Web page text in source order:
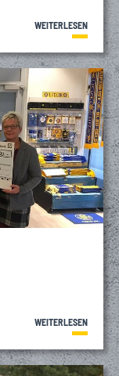
WEITERLESEN
WEITERLESEN